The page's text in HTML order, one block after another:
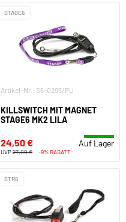
STAGE6
Artikel-Nr.: S6-0295/PU
KILLSWITCH MIT MAGNET
STAGE6 MK2 LILA
24,50 € Auf Lager
UVP27,00 € -9% RABATT
STR8